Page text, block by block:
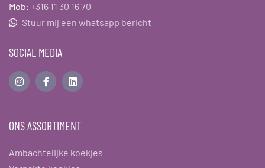
Mob: +316 11 30 16 70
Stuur mij een whatsapp bericht
SOCIAL MEDIA
ONS ASSORTIMENT
Ambachtelijke koekjes